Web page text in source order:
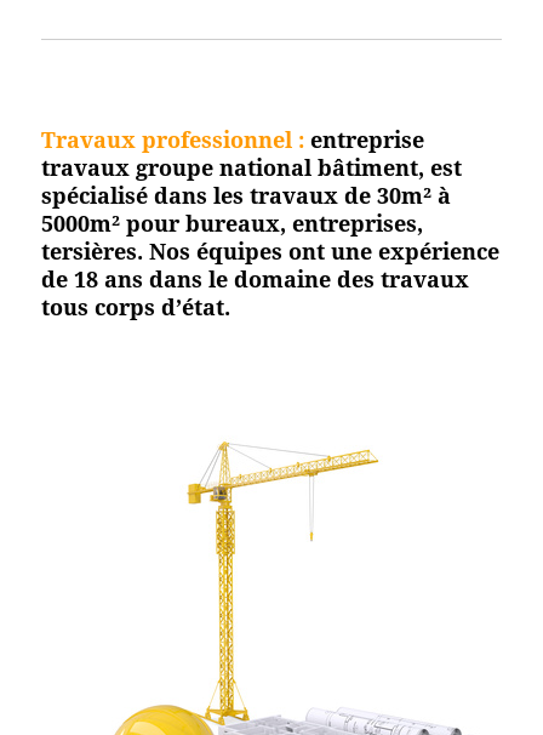
Travaux professionnel : entreprise
travaux groupe national bâtiment, est
spécialisé dans les travaux de 30m² à
5000m² pour bureaux, entreprises,
tersières. Nos équipes ont une expérience
de 18 ans dans le domaine des travaux
tous corps d’état.